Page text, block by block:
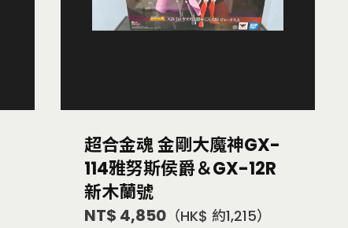
超合金魂 金剛大魔神GX-
114雅努斯侯爵＆GX-12R
新木蘭號
NT$ 4,850 （HK$ 約1,215）